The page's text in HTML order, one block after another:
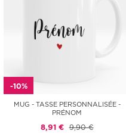
-10%
MUG - TASSE PERSONNALISÉE -
PRÉNOM
8,91 € 9,90 €